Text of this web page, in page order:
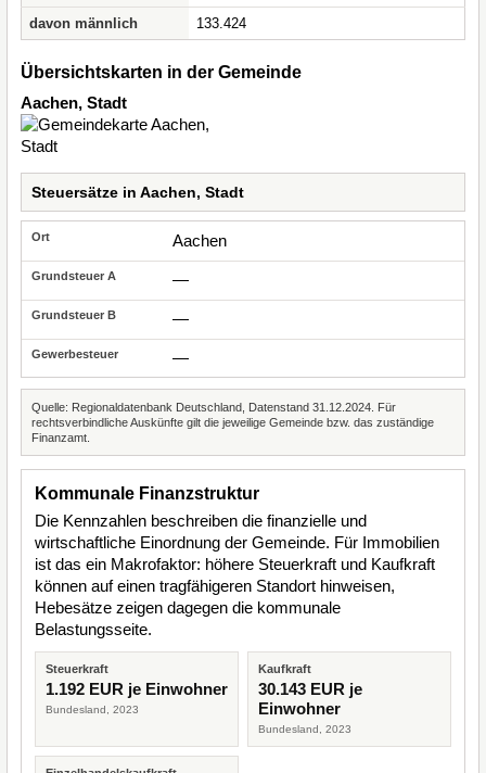
davon männlich
133.424
Übersichtskarten in der Gemeinde
Aachen, Stadt
Steuersätze in Aachen, Stadt
Aachen
—
—
—
Quelle: Regionaldatenbank Deutschland, Datenstand 31.12.2024. Für
rechtsverbindliche Auskünfte gilt die jeweilige Gemeinde bzw. das zuständige
Finanzamt.
Kommunale Finanzstruktur
Die Kennzahlen beschreiben die finanzielle und
wirtschaftliche Einordnung der Gemeinde. Für Immobilien
ist das ein Makrofaktor: höhere Steuerkraft und Kaufkraft
können auf einen tragfähigeren Standort hinweisen,
Hebesätze zeigen dagegen die kommunale
Belastungsseite.
Steuerkraft
1.192 EUR je Einwohner
Bundesland, 2023
Kaufkraft
30.143 EUR je
Einwohner
Bundesland, 2023